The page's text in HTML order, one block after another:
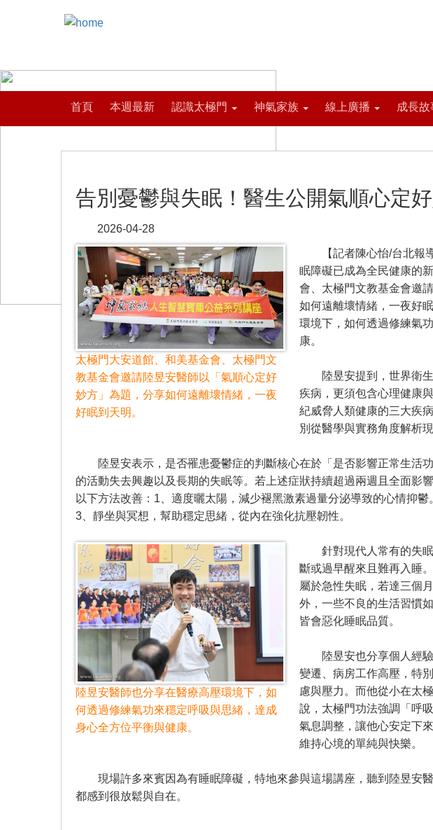
首頁 本週最新 認識太極門 神氣家族 線上廣播 成長故
告別憂鬱與失眠！醫生公開氣順心定
2026-04-28
太極門大安道館、和美基金會、太極門文
教基金會邀請陸昱安醫師以「氣順心定好
妙方」為題，分享如何遠離壞情緒，一夜
好眠到天明。
【記者陳心怡/台北報導
眠障礙已成為全民健康的
會、太極門文教基金會邀
如何遠離壞情緒，一夜好
環境下，如何透過修練氣
康。
陸昱安提到，世界衛生
疾病，更須包含心理健康
紀威脅人類健康的三大疾
別從醫學與實務角度解析
陸昱安表示，是否罹患憂鬱症的判斷核心在於「是否影響正常生活
的活動失去興趣以及長期的失眠等。若上述症狀持續超過兩週且全面影
以下方法改善：1、適度曬太陽，減少褪黑激素過量分泌導致的心情抑
3、靜坐與冥想，幫助穩定思緒，從內在強化抗壓韌性。
陸昱安醫師也分享在醫療高壓環境下，如
何透過修練氣功來穩定呼吸與思緒，達成
身心全方位平衡與健康。
針對現代人常有的失眠
斷或過早醒來且難再入睡
屬於急性失眠，若達三個
外，一些不良的生活習慣
皆會惡化睡眠品質。
陸昱安也分享個人經驗
變遷、病房工作高壓，特
慮與壓力。而他從小在太
說，太極門功法強調「呼
氣息調整，讓他心安定下
維持心境的單純與快樂。
現場許多來賓因為有睡眠障礙，特地來參與這場講座，聽到陸昱安
都感到很放鬆與自在。